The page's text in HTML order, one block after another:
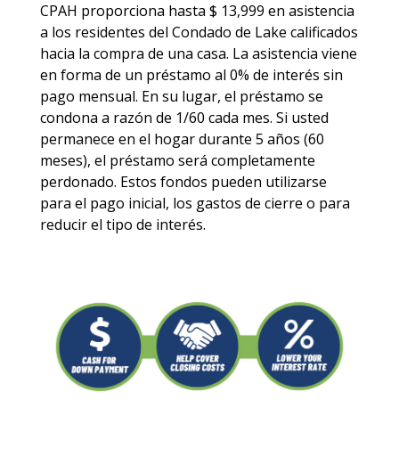
CPAH proporciona hasta $ 13,999 en asistencia
a los residentes del Condado de Lake calificados
hacia la compra de una casa. La asistencia viene
en forma de un préstamo al 0% de interés sin
pago mensual. En su lugar, el préstamo se
condona a razón de 1/60 cada mes. Si usted
permanece en el hogar durante 5 años (60
meses), el préstamo será completamente
perdonado. Estos fondos pueden utilizarse
para el pago inicial, los gastos de cierre o para
reducir el tipo de interés.